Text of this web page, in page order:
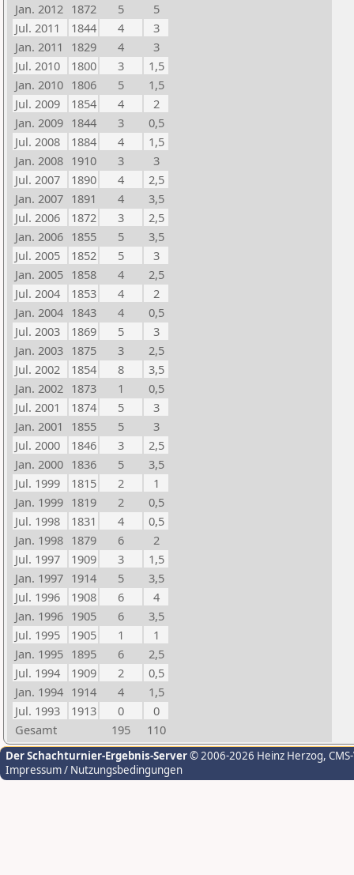
Jan. 2012 1872 5
5
Jul. 2011
1844 4
3
Jan. 2011
1829 4
3
Jul. 2010
1800 3
1,5
Jan. 2010 1806 5
1,5
Jul. 2009
1854 4
2
Jan. 2009 1844 3
0,5
Jul. 2008
1884 4
1,5
Jan. 2008 1910 3
3
Jul. 2007
1890 4
2,5
Jan. 2007 1891 4
3,5
Jul. 2006
1872 3
2,5
Jan. 2006 1855 5
3,5
Jul. 2005
1852 5
3
Jan. 2005 1858 4
2,5
Jul. 2004
1853 4
2
Jan. 2004 1843 4
0,5
Jul. 2003
1869 5
3
Jan. 2003 1875 3
2,5
Jul. 2002
1854 8
3,5
Jan. 2002 1873 1
0,5
Jul. 2001
1874 5
3
Jan. 2001
1855 5
3
Jul. 2000
1846 3
2,5
Jan. 2000 1836 5
3,5
Jul. 1999
1815 2
1
Jan. 1999 1819 2
0,5
Jul. 1998
1831 4
0,5
Jan. 1998 1879 6
2
Jul. 1997
1909 3
1,5
Jan. 1997 1914 5
3,5
Jul. 1996
1908 6
4
Jan. 1996 1905 6
3,5
Jul. 1995
1905 1
1
Jan. 1995 1895 6
2,5
Jul. 1994
1909 2
0,5
Jan. 1994 1914 4
1,5
Jul. 1993
1913 0
0
Gesamt
195 110
Der Schachturnier-Ergebnis-Server© 2006-2026 Heinz Herzog,
Impressum / Nutzungsbedingungen